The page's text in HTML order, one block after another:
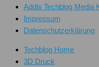
Addis Techblog Media
Impressum
Datenschutzerklärung
Techblog Home
3D Druck